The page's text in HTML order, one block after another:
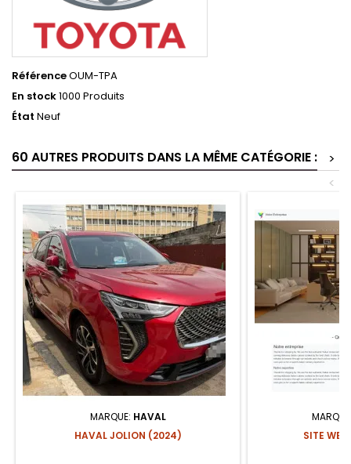
RéférenceOUM-TPA
En stock1000 Produits
État Neuf
60 AUTRES PRODUITS DANS LA MÊME CATÉGORIE :
>
<
MARQUE: HAVAL
HAVAL JOLION (2024)
SITE